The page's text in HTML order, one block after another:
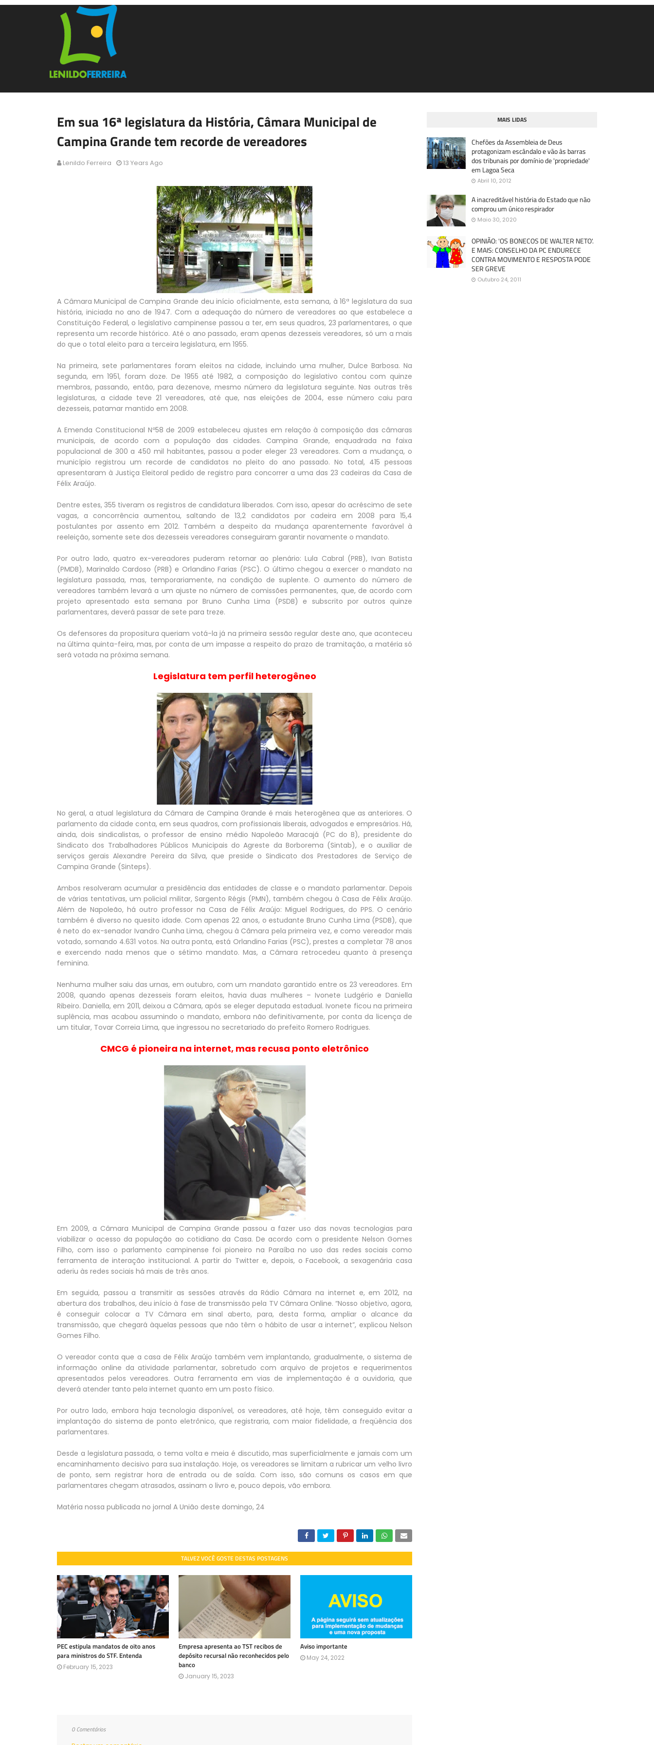
Em sua 16ª legislatura da História, Câmara Municipal de
Campina Grande tem recorde de vereadores
Lenildo Ferreira 13 Years Ago
A Câmara Municipal de Campina Grande deu início oficialmente, esta semana, à 16ª legislatura da sua
história, iniciada no ano de 1947. Com a adequação do número de vereadores ao que estabelece a
Constituição Federal, o legislativo campinense passou a ter, em seus quadros, 23 parlamentares, o que
representa um recorde histórico. Até o ano passado, eram apenas dezesseis vereadores, só um a mais
do que o total eleito para a terceira legislatura, em 1955.
Na primeira, sete parlamentares foram eleitos na cidade, incluindo uma mulher, Dulce Barbosa. Na
segunda, em 1951, foram doze. De 1955 até 1982, a composição do legislativo contou com quinze
membros, passando, então, para dezenove, mesmo número da legislatura seguinte. Nas outras três
legislaturas, a cidade teve 21 vereadores, até que, nas eleições de 2004, esse número caiu para
dezesseis, patamar mantido em 2008.
A Emenda Constitucional Nº58 de 2009 estabeleceu ajustes em relação à composição das câmaras
municipais, de acordo com a população das cidades. Campina Grande, enquadrada na faixa
populacional de 300 a 450 mil habitantes, passou a poder eleger 23 vereadores. Com a mudança, o
município registrou um recorde de candidatos no pleito do ano passado. No total, 415 pessoas
apresentaram à Justiça Eleitoral pedido de registro para concorrer a uma das 23 cadeiras da Casa de
Félix Araújo.
Dentre estes, 355 tiveram os registros de candidatura liberados. Com isso, apesar do acréscimo de sete
vagas, a concorrência aumentou, saltando de 13,2 candidatos por cadeira em 2008 para 15,4
postulantes por assento em 2012. Também a despeito da mudança aparentemente favorável à
reeleição, somente sete dos dezesseis vereadores conseguiram garantir novamente o mandato.
Por outro lado, quatro ex-vereadores puderam retornar ao plenário: Lula Cabral (PRB), Ivan Batista
(PMDB), Marinaldo Cardoso (PRB) e Orlandino Farias (PSC). O último chegou a exercer o mandato na
legislatura passada, mas, temporariamente, na condição de suplente. O aumento do número de
vereadores também levará a um ajuste no número de comissões permanentes, que, de acordo com
projeto apresentado esta semana por Bruno Cunha Lima (PSDB) e subscrito por outros quinze
parlamentares, deverá passar de sete para treze.
Os defensores da propositura queriam votá-la já na primeira sessão regular deste ano, que aconteceu
na última quinta-feira, mas, por conta de um impasse a respeito do prazo de tramitação, a matéria só
será votada na próxima semana.
Legislatura tem perfil heterogêneo
No geral, a atual legislatura da Câmara de Campina Grande é mais heterogênea que as anteriores. O
parlamento da cidade conta, em seus quadros, com profissionais liberais, advogados e empresários. Há,
ainda, dois sindicalistas, o professor de ensino médio Napoleão Maracajá (PC do B), presidente do
Sindicato dos Trabalhadores Públicos Municipais do Agreste da Borborema (Sintab), e o auxiliar de
serviços gerais Alexandre Pereira da Silva, que preside o Sindicato dos Prestadores de Serviço de
Campina Grande (Sinteps).
Ambos resolveram acumular a presidência das entidades de classe e o mandato parlamentar. Depois
de várias tentativas, um policial militar, Sargento Régis (PMN), também chegou à Casa de Félix Araújo.
Além de Napoleão, há outro professor na Casa de Félix Araújo: Miguel Rodrigues, do PPS. O cenário
também é diverso no quesito idade. Com apenas 22 anos, o estudante Bruno Cunha Lima (PSDB), que
é neto do ex-senador Ivandro Cunha Lima, chegou à Câmara pela primeira vez, e como vereador mais
votado, somando 4.631 votos. Na outra ponta, está Orlandino Farias (PSC), prestes a completar 78 anos
e exercendo nada menos que o sétimo mandato. Mas, a Câmara retrocedeu quanto à presença
feminina.
Nenhuma mulher saiu das urnas, em outubro, com um mandato garantido entre os 23 vereadores. Em
2008, quando apenas dezesseis foram eleitos, havia duas mulheres – Ivonete Ludgério e Daniella
Ribeiro. Daniella, em 2011, deixou a Câmara, após se eleger deputada estadual. Ivonete ficou na primeira
suplência, mas acabou assumindo o mandato, embora não definitivamente, por conta da licença de
um titular, Tovar Correia Lima, que ingressou no secretariado do prefeito Romero Rodrigues.
CMCG é pioneira na internet, mas recusa ponto eletrônico
Em 2009, a Câmara Municipal de Campina Grande passou a fazer uso das novas tecnologias para
viabilizar o acesso da população ao cotidiano da Casa. De acordo com o presidente Nelson Gomes
Filho, com isso o parlamento campinense foi pioneiro na Paraíba no uso das redes sociais como
ferramenta de interação institucional. A partir do Twitter e, depois, o Facebook, a sexagenária casa
aderiu às redes sociais há mais de três anos.
Em seguida, passou a transmitir as sessões através da Rádio Câmara na internet e, em 2012, na
abertura dos trabalhos, deu início à fase de transmissão pela TV Câmara Online. “Nosso objetivo, agora,
é conseguir colocar a TV Câmara em sinal aberto, para, desta forma, ampliar o alcance da
transmissão, que chegará àquelas pessoas que não têm o hábito de usar a internet”, explicou Nelson
Gomes Filho.
O vereador conta que a casa de Félix Araújo também vem implantando, gradualmente, o sistema de
informação online da atividade parlamentar, sobretudo com arquivo de projetos e requerimentos
apresentados pelos vereadores. Outra ferramenta em vias de implementação é a ouvidoria, que
deverá atender tanto pela internet quanto em um posto físico.
Por outro lado, embora haja tecnologia disponível, os vereadores, até hoje, têm conseguido evitar a
implantação do sistema de ponto eletrônico, que registraria, com maior fidelidade, a freqüência dos
parlamentares.
Desde a legislatura passada, o tema volta e meia é discutido, mas superficialmente e jamais com um
encaminhamento decisivo para sua instalação. Hoje, os vereadores se limitam a rubricar um velho livro
de ponto, sem registrar hora de entrada ou de saída. Com isso, são comuns os casos em que
parlamentares chegam atrasados, assinam o livro e, pouco depois, vão embora.
Matéria nossa publicada no jornal A União deste domingo, 24
TALVEZ VOCÊ GOSTE DESTAS POSTAGENS
PEC estipula mandatos de oito anos
para ministros do STF. Entenda
February 15, 2023
Empresa apresenta ao TST recibos de
depósito recursal não reconhecidos pelo
banco
January 15, 2023
Aviso importante
May 24, 2022
0 Comentários
MAIS LIDAS
Chefões da Assembleia de Deus
protagonizam escândalo e vão às barras
dos tribunais por domínio de 'propriedade'
em Lagoa Seca
Abril 10, 2012
A inacreditável história do Estado que não
comprou um único respirador
Maio 30, 2020
OPINIÃO: 'OS BONECOS DE WALTER NETO'.
E MAIS: CONSELHO DA PC ENDURECE
CONTRA MOVIMENTO E RESPOSTA PODE
SER GREVE
Outubro 24, 2011